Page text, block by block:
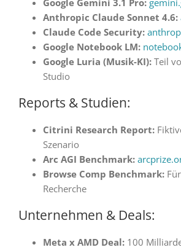
Google Gemini 3.1 Pro:
Anthropic Claude Sonnet 4.6:
Claude Code Security:
Google Notebook LM:
Google Luria (Musik-KI):Teil
Studio
Reports & Studien:
Citrini Research Report:
Szenario
Arc AGI Benchmark:
Browse Comp Benchmark:
Recherche
Unternehmen & Deals:
Meta x AMD Deal:100